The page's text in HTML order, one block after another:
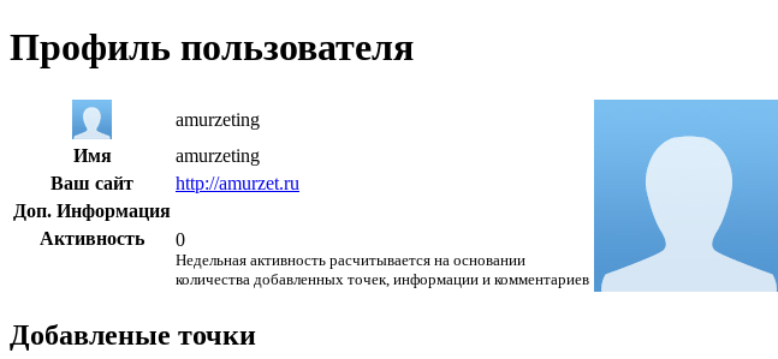
Профиль пользователя
amurzeting
Имя
amurzeting
Ваш сайт
http://amurzet.ru
Доп. Информация
Активность
0
Недельная активность расчитывается на основании
количества добавленных точек, информации и комментариев
Добавленые точки